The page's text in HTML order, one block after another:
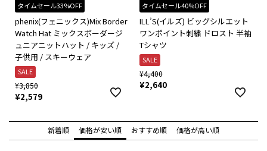
タイムセール33%OFF
phenix(フェニックス)Mix Border
Watch Hat ミックスボーダージ
ュニアニットハット / キッズ /
子供用 / スキーウェア
SALE
¥3,850
¥2,579
タイムセール40%OFF
ILL’S(イルズ) ビッグシルエット
ワンポイント刺繍 ドロスト 半袖
Tシャツ
SALE
¥4,400
¥2,640
新着順 価格が安い順 おすすめ順 価格が高い順